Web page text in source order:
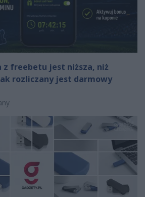
z freebetu jest niższa, niż
rozliczany jest darmowy